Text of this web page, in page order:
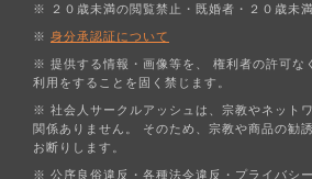
※ ２０歳未満の閲覧禁止・既婚者・２０歳未
※ 身分承認証について
※ 提供する情報・画像等を、 権利者の許可な
利用をすることを固く禁じます。
※ 社会人サークルアッシュは、宗教やネット
関係ありません。 そのため、宗教や商品の勧
お断りします。
※ 公序良俗違反・各種法令違反・プライバシ